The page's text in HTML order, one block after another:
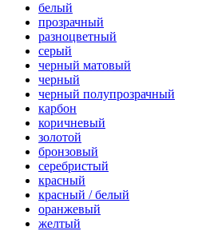
белый
прозрачный
разноцветный
серый
черный матовый
черный
черный полупрозрачный
карбон
коричневый
золотой
бронзовый
серебристый
красный
красный / белый
оранжевый
желтый